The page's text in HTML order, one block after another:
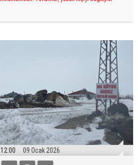
12:00 09 Ocak 2026